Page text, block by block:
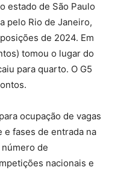
estado de São Paulo
pelo Rio de Janeiro,
de 2024. Em
tomou o lugar do
para quarto. O G5
ocupação de vagas
e fases de entrada na
de
nacionais e